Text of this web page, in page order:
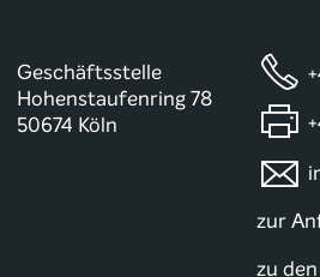
Geschäftsstelle
Hohenstaufenring 78
50674 Köln
zur
zu